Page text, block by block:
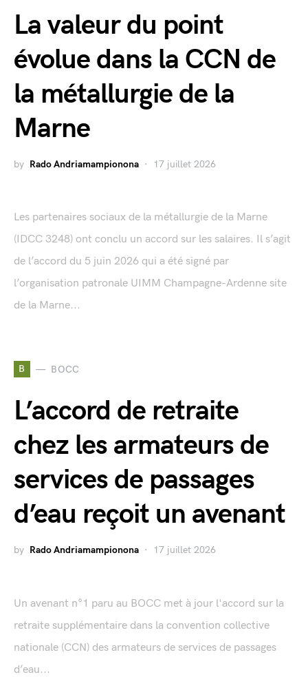
La valeur du point
évolue dans la CCN de
la métallurgie de la
Marne
by Rado Andriamampionona 17 juillet 2026
Les partenaires sociaux de la métallurgie de la Marne
(IDCC 3248) ont conclu un accord sur les salaires. Il s’agit
de l’accord du 5 juin 2026 qui a été signé par
l’organisation patronale UIMM Champagne-Ardenne site
de la Marne...
B BOCC
L’accord de retraite
chez les armateurs de
services de passages
d’eau reçoit un avenant
by Rado Andriamampionona 17 juillet 2026
Un avenant n°1 paru au BOCC met à jour l'accord sur la
retraite supplémentaire dans la convention collective
nationale (CCN) des armateurs de services de passages
d’eau...